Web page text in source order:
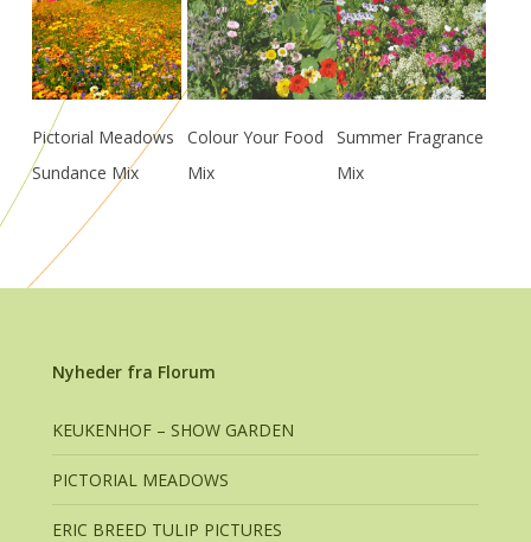
Pictorial Meadows
Sundance Mix
Colour Your Food
Mix
Summer Fragrance
Mix
Nyheder fra Florum
KEUKENHOF – SHOW GARDEN
PICTORIAL MEADOWS
ERIC BREED TULIP PICTURES